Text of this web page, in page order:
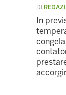
DI
In